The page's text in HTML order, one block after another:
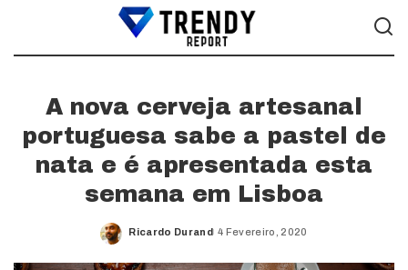
A nova cerveja artesanal
portuguesa sabe a pastel de
nata e é apresentada esta
semana em Lisboa
Posted
Ricardo Durand 4 Fevereiro, 2020